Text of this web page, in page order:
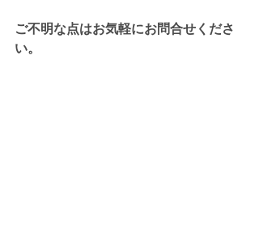
ご不明な点はお気軽にお問合せくださ
い。